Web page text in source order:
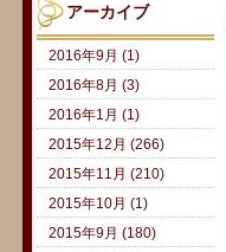
アーカイブ
2016年9月 (1)
2016年8月 (3)
2016年1月 (1)
2015年12月 (266)
2015年11月 (210)
2015年10月 (1)
2015年9月 (180)